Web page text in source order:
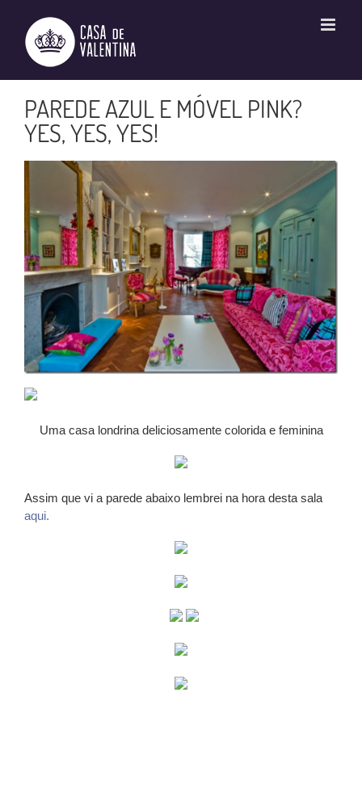
conteúdo
PAREDE AZUL E MÓVEL PINK?
YES, YES, YES!
Uma casa londrina deliciosamente colorida e feminina
Assim que vi a parede abaixo lembrei na hora desta sala
aqui.